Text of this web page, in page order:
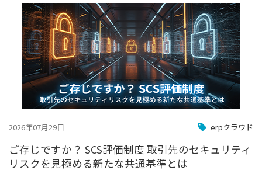
2026年07月29日 erpクラウド
ご存じですか？ SCS評価制度 取引先のセキュリティ
リスクを見極める新たな共通基準とは